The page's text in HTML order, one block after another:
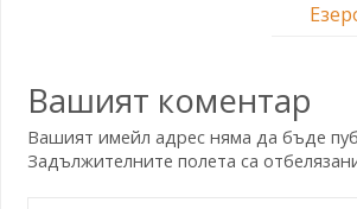
Вашият коментар
Вашият имейл адрес няма да бъде
Задължителните полета са